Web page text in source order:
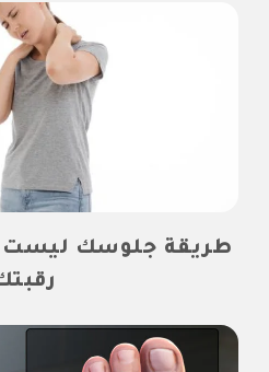
طريقة جلوسك ليست